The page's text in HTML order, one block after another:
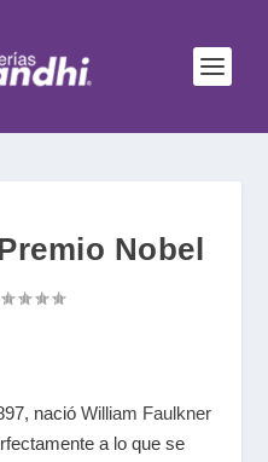
Nobel
nacióWilliam Faulkner
a lo que se